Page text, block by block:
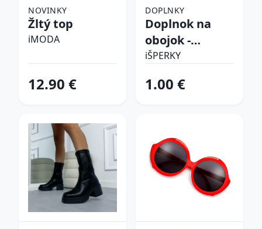
NOVINKY
Žltý top
iMODA
12.90 €
DOPLNKY
Doplnok na
obojok -
Štvorlístok
iŠPERKY
1.00 €